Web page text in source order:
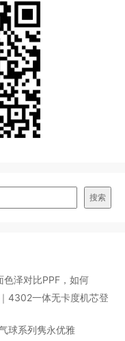
搜索
泽对比PPF，如何
4302一体无卡度机芯登
球系列隽永优雅